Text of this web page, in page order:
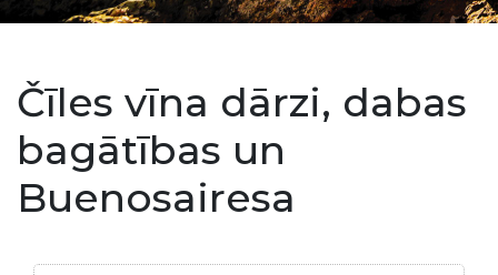
Čīles vīna dārzi, dabas
bagātības un
Buenosairesa